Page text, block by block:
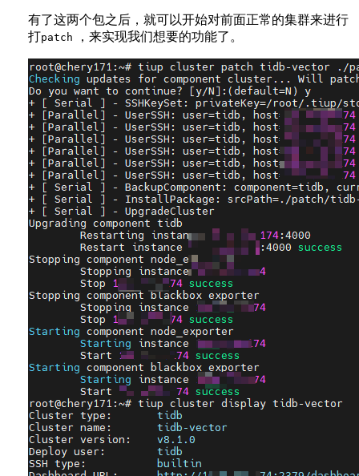
有了这两个包之后，就可以开始对前面正常的集群来进行
打patch ，来实现我们想要的功能了。